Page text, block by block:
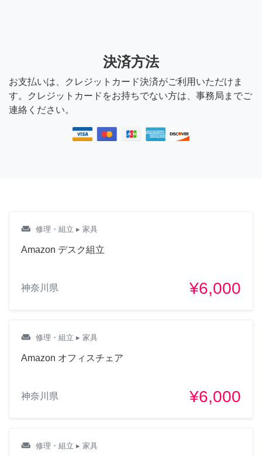
決済方法
お支払いは、クレジットカード決済がご利用いただけま
す。クレジットカードをお持ちでない方は、事務局までご
連絡ください。
weekend 修理・組立 ▸ 家具
Amazon デスク組立
神奈川県 ¥6,000
weekend 修理・組立 ▸ 家具
Amazon オフィスチェア
神奈川県 ¥6,000
weekend 修理・組立 ▸ 家具